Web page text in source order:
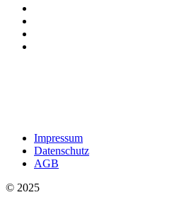
Impressum
Datenschutz
AGB
© 2025